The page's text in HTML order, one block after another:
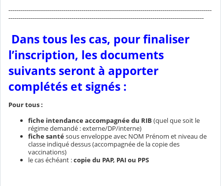
-------------------------------------------------------------------------------------------------------
---------------------------------------------------------------------------------------------------
Dans tous les cas, pour finaliser
l’inscription, les documents
suivants seront à apporter
complétés et signés :
Pour tous :
fiche intendance accompagnée du RIB (quel que soit le
régime demandé : externe/DP/interne)
fiche santésous enveloppe avec NOM Prénom et niveau de
classe indiqué dessus (accompagnée de la copie des
vaccinations)
le cas échéant :copie du PAP, PAI ou PPS